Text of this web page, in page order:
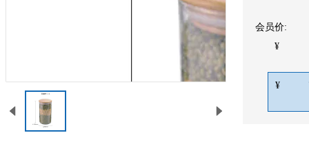
会员价:
¥
¥